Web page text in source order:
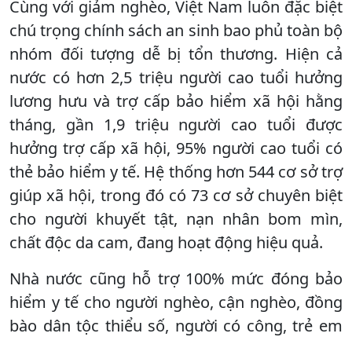
Cùng với giảm nghèo, Việt Nam luôn đặc biệt
chú trọng chính sách an sinh bao phủ toàn bộ
nhóm đối tượng dễ bị tổn thương. Hiện cả
nước có hơn 2,5 triệu người cao tuổi hưởng
lương hưu và trợ cấp bảo hiểm xã hội hằng
tháng, gần 1,9 triệu người cao tuổi được
hưởng trợ cấp xã hội, 95% người cao tuổi có
thẻ bảo hiểm y tế. Hệ thống hơn 544 cơ sở trợ
giúp xã hội, trong đó có 73 cơ sở chuyên biệt
cho người khuyết tật, nạn nhân bom mìn,
chất độc da cam, đang hoạt động hiệu quả.
Nhà nước cũng hỗ trợ 100% mức đóng bảo
hiểm y tế cho người nghèo, cận nghèo, đồng
bào dân tộc thiểu số, người có công, trẻ em